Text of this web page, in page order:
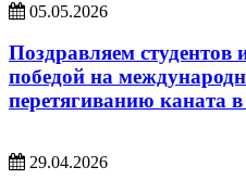
05.05.2026
Поздравляем
победой на
перетягиванию каната
29.04.2026